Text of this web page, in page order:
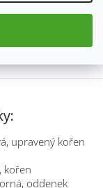
upravený kořen
kořen
oddenek